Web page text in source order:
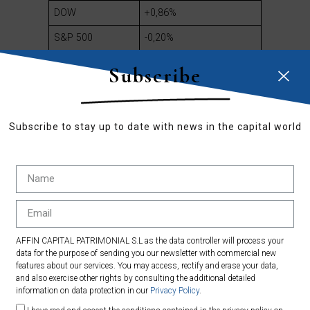
DOW +0,86%
S&P 500 -0,20%
NASDAQ
Mas información en:www.affincapital.eu/gestión-
patrimonial
www.affincapital.eu/contact
David Picó
Subscribe
Subscribe to stay up to date with news in the capital world
AFFIN CAPITAL PATRIMONIAL S.L as the data controller will process your
data for the purpose of sending you our newsletter with commercial new
features about our services. You may access, rectify and erase your data,
and also exercise other rights by consulting the additional detailed
information on data protection in our Privacy Policy.